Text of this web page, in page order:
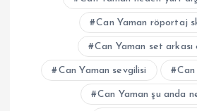
Can Yaman röportaj
Can Yaman set arkası
Can Yaman sevgilisi Can
Can Yaman şu anda